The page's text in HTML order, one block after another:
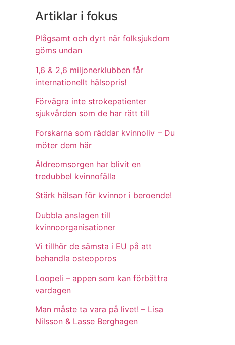
Artiklar i fokus
Plågsamt och dyrt när folksjukdom
göms undan
1,6 & 2,6 miljonerklubben får
internationellt hälsopris!
Förvägra inte strokepatienter
sjukvården som de har rätt till
Forskarna som räddar kvinnoliv – Du
möter dem här
Äldreomsorgen har blivit en
tredubbel kvinnofälla
Stärk hälsan för kvinnor i beroende!
Dubbla anslagen till
kvinnoorganisationer
Vi tillhör de sämsta i EU på att
behandla osteoporos
Loopeli – appen som kan förbättra
vardagen
Man måste ta vara på livet! – Lisa
Nilsson & Lasse Berghagen